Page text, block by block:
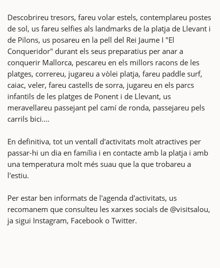
Descobrireu tresors, fareu volar estels, contemplareu postes
de sol, us fareu selfies als landmarks de la platja de Llevant i
de Pilons, us posareu en la pell del Rei Jaume I "El
Conqueridor" durant els seus preparatius per anar a
conquerir Mallorca, pescareu en els millors racons de les
platges, correreu, jugareu a vòlei platja, fareu paddle surf,
caiac, veler, fareu castells de sorra, jugareu en els parcs
infantils de les platges de Ponent i de Llevant, us
meravellareu passejant pel camí de ronda, passejareu pels
carrils bici....
En definitiva, tot un ventall d'activitats molt atractives per
passar-hi un dia en família i en contacte amb la platja i amb
una temperatura molt més suau que la que trobareu a
l'estiu.
Per estar ben informats de l'agenda d'activitats, us
recomanem que consulteu les xarxes socials de @visitsalou,
ja sigui Instagram, Facebook o Twitter.